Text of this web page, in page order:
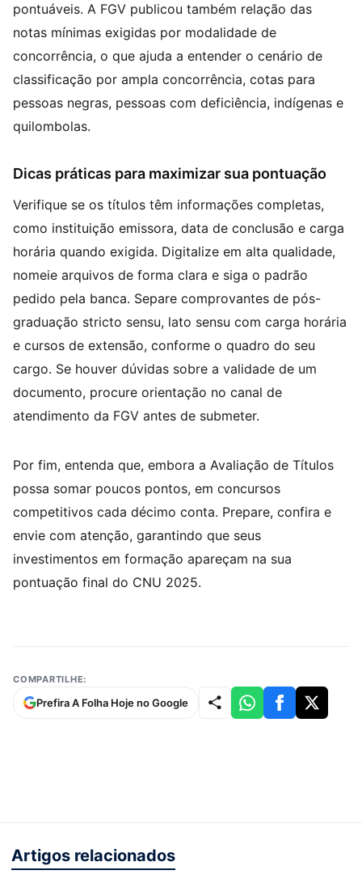
pontuáveis. A FGV publicou também relação das
notas mínimas exigidas por modalidade de
concorrência, o que ajuda a entender o cenário de
classificação por ampla concorrência, cotas para
pessoas negras, pessoas com deficiência, indígenas e
quilombolas.
Dicas práticas para maximizar sua pontuação
Verifique se os títulos têm informações completas,
como instituição emissora, data de conclusão e carga
horária quando exigida. Digitalize em alta qualidade,
nomeie arquivos de forma clara e siga o padrão
pedido pela banca. Separe comprovantes de pós-
graduação stricto sensu, lato sensu com carga horária
e cursos de extensão, conforme o quadro do seu
cargo. Se houver dúvidas sobre a validade de um
documento, procure orientação no canal de
atendimento da FGV antes de submeter.
Por fim, entenda que, embora a Avaliação de Títulos
possa somar poucos pontos, em concursos
competitivos cada décimo conta. Prepare, confira e
envie com atenção, garantindo que seus
investimentos em formação apareçam na sua
pontuação final do CNU 2025.
COMPARTILHE:
Prefira A Folha Hoje no Google
Artigos relacionados